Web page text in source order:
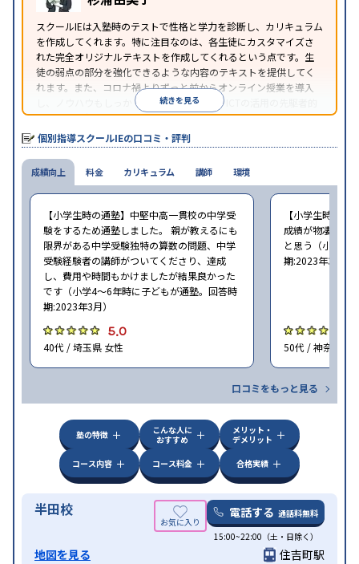
スクールIEは入塾時のテストで性格と学力を診断し、カリキュラム
を作成してくれます。特に注目なのは、各生徒にカスタマイズさ
れた完全オリジナルテキストを作成してくれるという点です。生
徒の弱点の部分を強化できるような内容のテキストを提供してく
れます。また、コロナ禍よりずっと前からオンライン授業を導入
し、ノウハウもしっかりとしています。AIやICTの活用の先駆者的
な個別指導塾です。
続きを見る
個別指導スクールIEの口コミ・評判
成績向上
【小学生時の通塾】中堅中高一貫校の中学受
験をするため通塾しました。 親が教えるにも
限界がある中学受験独特の算数の問題、中学
受験経験者の講師がついてくださり、達成
し、費用や時間もかけましたが結果良かった
です（小学4〜6年時に子どもが通塾。回答時
期:2023年3月）
5.0
40代 / 埼玉県 女性
【小学生時の通
成績が物凄く悪
と思う（小学6
期:2023年3月）
50代 / 神奈川県
口コミをもっと見る
料金 カリキュラム 講師 環境
塾の特徴
こんな人に
おすすめ
メリット・
デメリット
コース内容
コース料金 合格実績
半田校 電話する 通話料無料
15:00~22:00（土・日除く）
地図を見る 住吉町駅